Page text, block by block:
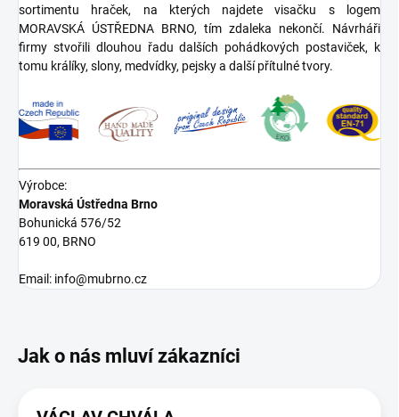
sortimentu hraček, na kterých najdete visačku s logem
MORAVSKÁ ÚSTŘEDNA BRNO, tím zdaleka nekončí. Návrháři
firmy stvořili dlouhou řadu dalších pohádkových postaviček, k
tomu králíky, slony, medvídky, pejsky a další přítulné tvory.
Výrobce:
Moravská Ústředna Brno
Bohunická 576/52
619 00, BRNO
Email: info@mubrno.cz